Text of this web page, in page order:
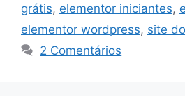
grátis, elementor iniciantes,
elementor wordpress, site
2 Comentários